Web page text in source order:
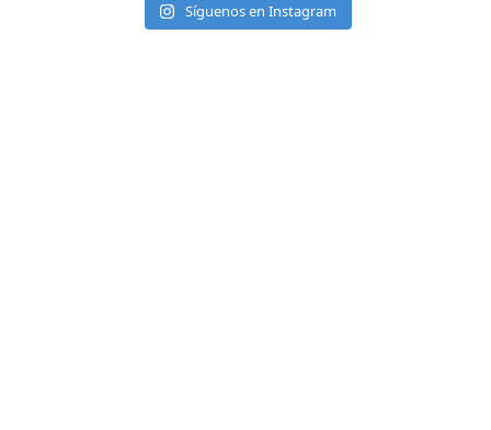
Síguenos en Instagram